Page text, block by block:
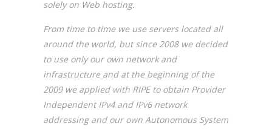
solely on Web hosting.
From time to time we use servers located all
around the world, but since 2008 we decided
to use only our own network and
infrastructure and at the beginning of the
2009 we applied with RIPE to obtain Provider
Independent IPv4 and IPv6 network
addressing and our own Autonomous System